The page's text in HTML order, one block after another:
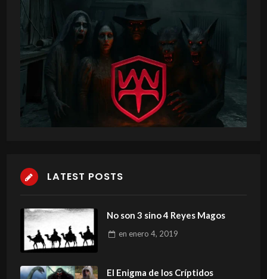
LATEST POSTS
No son 3 sino 4 Reyes Magos
en enero 4, 2019
El Enigma de los Críptidos